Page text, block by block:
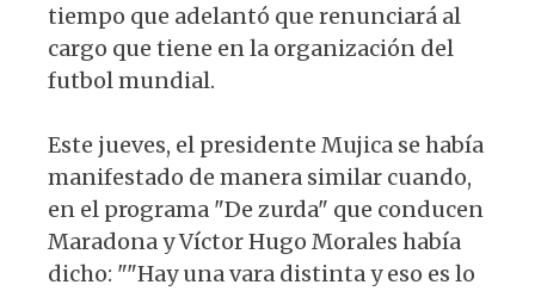
tiempo que adelantó que renunciará al
cargo que tiene en la organización del
futbol mundial.
Este jueves, el presidente Mujica se había
manifestado de manera similar cuando,
en el programa "De zurda" que conducen
Maradona y Víctor Hugo Morales había
dicho: ""Hay una vara distinta y eso es lo